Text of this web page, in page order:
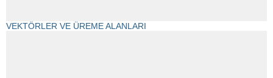
VEKTÖRLER VE ÜREME ALANLARI